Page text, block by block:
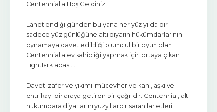
Centennial'a Hoş Geldiniz!
Lanetlendiği günden bu yana her yüz yılda bir
sadece yüz günlüğüne altı diyarın hükümdarlarının
oynamaya davet edildiği ölümcül bir oyun olan
Centennial'a ev sahipliği yapmak için ortaya çıkan
Lightlark adası…
Davet; zafer ve yıkımı, mücevher ve kanı, aşkı ve
entrikayı bir araya getiren bir çağrıdır. Centennial, altı
hükümdara diyarlarını yüzyıllardır saran lanetleri